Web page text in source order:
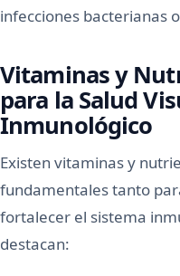
infecciones bacterianas
Vitaminas y
para la Salud
Inmunológico
Existen vitaminas y
fundamentales tanto
fortalecer el sistema
destacan: